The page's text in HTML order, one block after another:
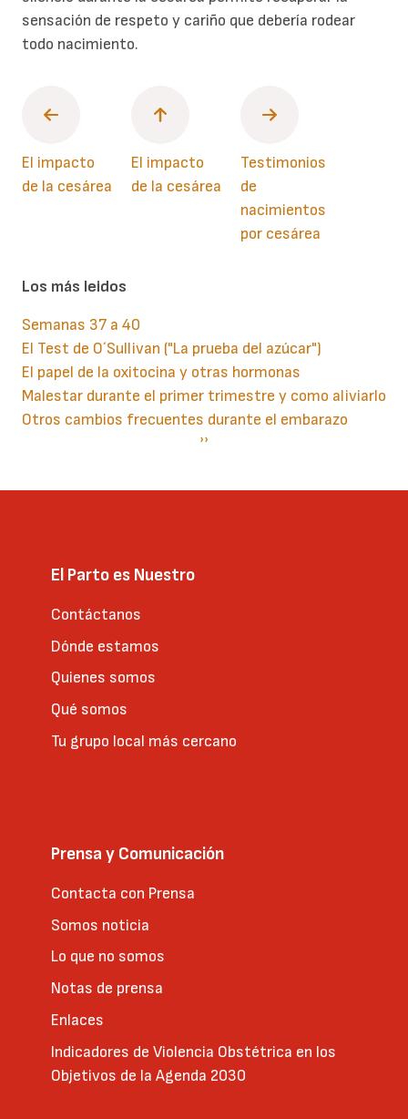
sensación de respeto y cariño que debería rodear
todo nacimiento.
El impacto
de la cesárea
El impacto
de la cesárea
Testimonios
de
nacimientos
por cesárea
Los más leidos
Semanas 37 a 40
El Test de O´Sullivan ("La prueba del azúcar")
El papel de la oxitocina y otras hormonas
Malestar durante el primer trimestre y como aliviarlo
Otros cambios frecuentes durante el embarazo
Siguiente
››
El Parto es Nuestro
Contáctanos
Dónde estamos
Quienes somos
Qué somos
Tu grupo local más cercano
Prensa y Comunicación
Contacta con Prensa
Somos noticia
Lo que no somos
Notas de prensa
Enlaces
Indicadores de Violencia Obstétrica en los
Objetivos de la Agenda 2030